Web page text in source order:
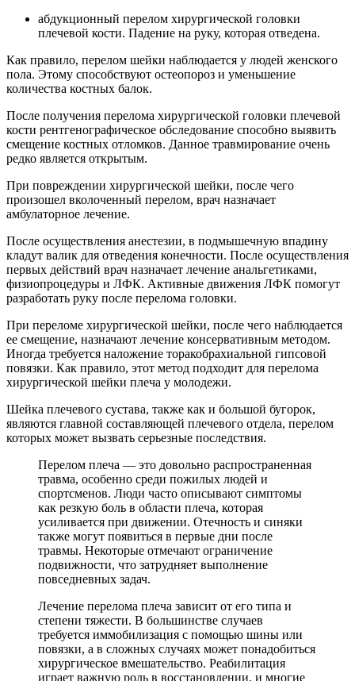
абдукционный перелом хирургической головки
плечевой кости. Падение на руку, которая отведена.
Как правило, перелом шейки наблюдается у людей женского
пола. Этому способствуют остеопороз и уменьшение
количества костных балок.
После получения перелома хирургической головки плечевой
кости рентгенографическое обследование способно выявить
смещение костных отломков. Данное травмирование очень
редко является открытым.
При повреждении хирургической шейки, после чего
произошел вколоченный перелом, врач назначает
амбулаторное лечение.
После осуществления анестезии, в подмышечную впадину
кладут валик для отведения конечности. После осуществления
первых действий врач назначает лечение анальгетиками,
физиопроцедуры и ЛФК. Активные движения ЛФК помогут
разработать руку после перелома головки.
При переломе хирургической шейки, после чего наблюдается
ее смещение, назначают лечение консервативным методом.
Иногда требуется наложение торакобрахиальной гипсовой
повязки. Как правило, этот метод подходит для перелома
хирургической шейки плеча у молодежи.
Шейка плечевого сустава, также как и большой бугорок,
являются главной составляющей плечевого отдела, перелом
которых может вызвать серьезные последствия.
Перелом плеча — это довольно распространенная
травма, особенно среди пожилых людей и
спортсменов. Люди часто описывают симптомы
как резкую боль в области плеча, которая
усиливается при движении. Отечность и синяки
также могут появиться в первые дни после
травмы. Некоторые отмечают ограничение
подвижности, что затрудняет выполнение
повседневных задач.
Лечение перелома плеча зависит от его типа и
степени тяжести. В большинстве случаев
требуется иммобилизация с помощью шины или
повязки, а в сложных случаях может понадобиться
хирургическое вмешательство. Реабилитация
играет важную роль в восстановлении, и многие